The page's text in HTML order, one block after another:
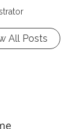
All Posts